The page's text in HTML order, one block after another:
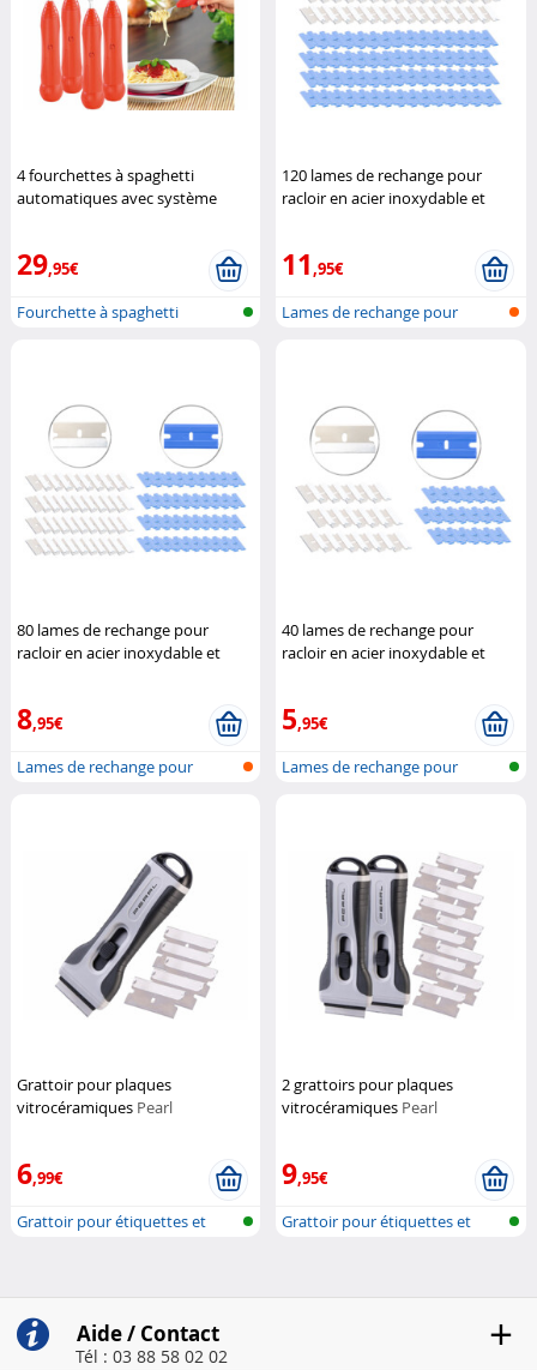
4 fourchettes à spaghetti
automatiques avec système
29,95€
Fourchette à spaghetti
120 lames de rechange pour
racloir en acier inoxydable et
11,95€
Lames de rechange pour
80 lames de rechange pour
racloir en acier inoxydable et
8,95€
Lames de rechange pour
40 lames de rechange pour
racloir en acier inoxydable et
5,95€
Lames de rechange pour
Grattoir pour plaques
vitrocéramiques Pearl
6,99€
Grattoir pour étiquettes et
2 grattoirs pour plaques
vitrocéramiques Pearl
9,95€
Grattoir pour étiquettes et
Aide / Contact
Tél : 03 88 58 02 02